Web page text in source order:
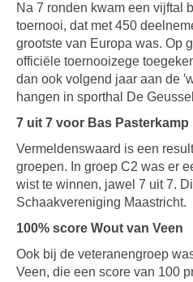
Na 7 ronden kwam een vijftal
toernooi, dat met 450
grootste van Europa was. Op
officiële toernooizege
dan ook volgend jaar aan de
hangen in sporthal De
7 uit 7 voor Bas Pasterkamp
Vermeldenswaard is een
groepen. In groep C2 was er
wist te winnen, jawel 7 uit 7.
Schaakvereniging Maastricht.
100% score Wout van Veen
Ook bij de veteranengroep
Veen, die een score van 100